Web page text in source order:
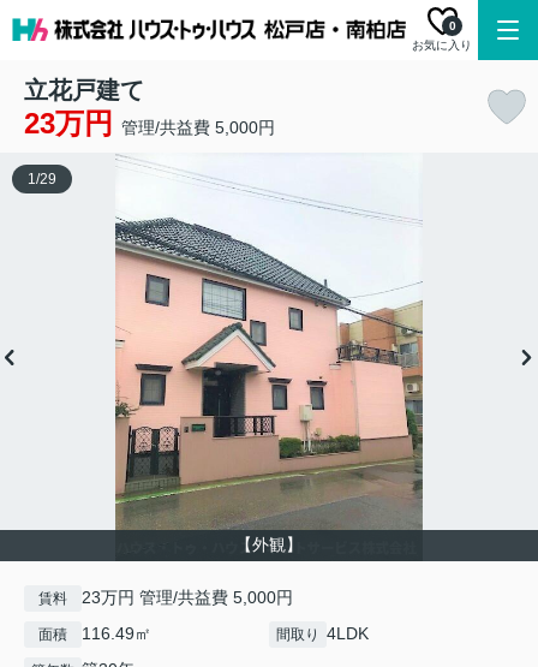
お気に入り
0
立花戸建て
23万円 管理/共益費 5,000円
【外観】
1/29
賃料 23万円 管理/共益費 5,000円
面積 116.49㎡ 間取り 4LDK